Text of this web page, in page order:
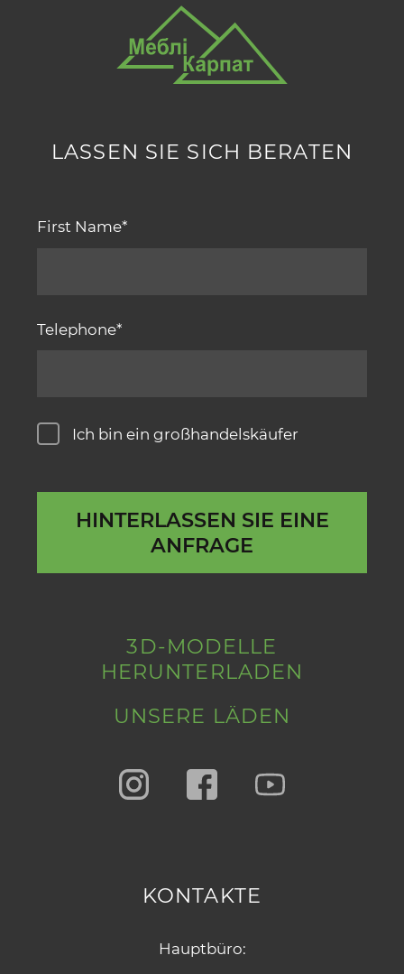
KONTAKTE
Hauptbüro:
3D-MODELLE
HERUNTERLADEN
UNSERE LÄDEN
LASSEN SIE SICH BERATEN
First Name
Telephone
Ich bin ein großhandelskäufer
HINTERLASSEN SIE EINE
ANFRAGE